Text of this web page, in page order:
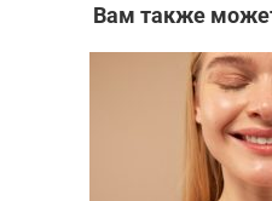
Вам также